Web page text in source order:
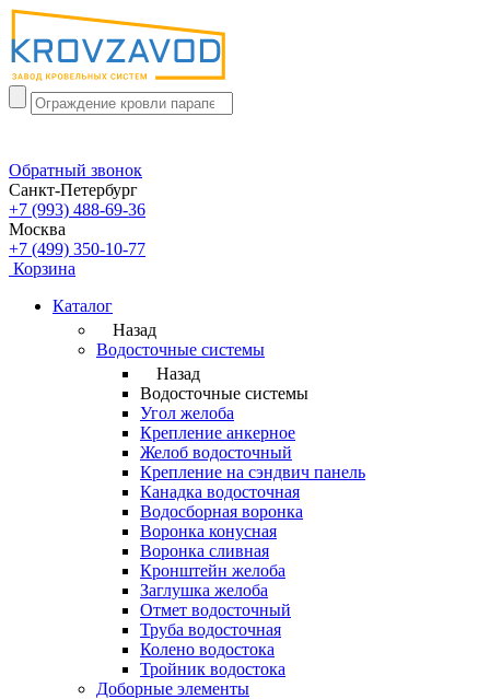
Обратный звонок
Санкт-Петербург
+7 (993) 488-69-36
Москва
+7 (499) 350-10-77
Корзина
Каталог
Назад
Водосточные системы
Назад
Водосточные системы
Угол желоба
Крепление анкерное
Желоб водосточный
Крепление на сэндвич панель
Канадка водосточная
Водосборная воронка
Воронка конусная
Воронка сливная
Кронштейн желоба
Заглушка желоба
Отмет водосточный
Труба водосточная
Колено водостока
Тройник водостока
Доборные элементы